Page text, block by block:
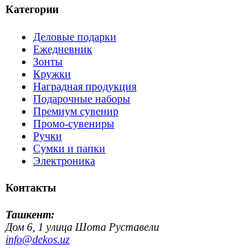
Категории
Деловые подарки
Ежедневник
Зонты
Кружки
Наградная продукция
Подарочные наборы
Премиум сувенир
Промо-сувениры
Ручки
Сумки и папки
Электроника
Контакты
Ташкент:
Дом 6, 1 улица Шота Руставели
info@dekos.uz